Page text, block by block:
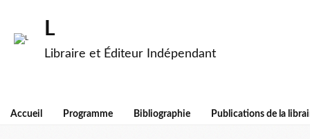
L
Libraire et Éditeur Indépendant
Accueil Programme Bibliographie Publications de la